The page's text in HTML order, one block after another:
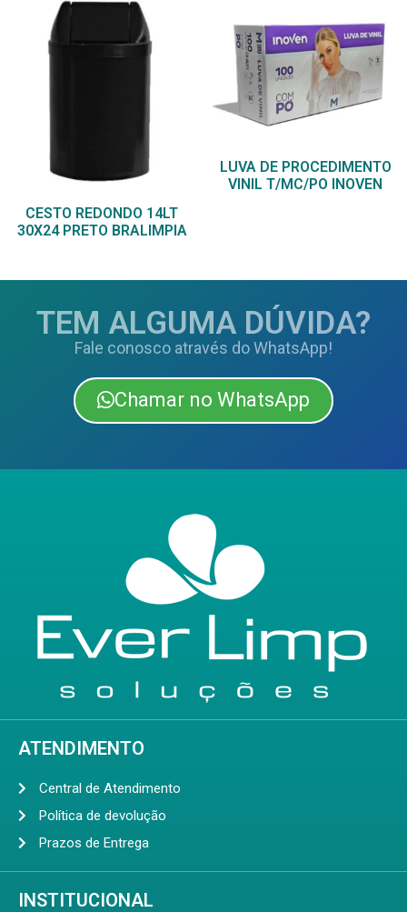
CESTO REDONDO 14LT
30X24 PRETO BRALIMPIA
LUVA DE PROCEDIMENTO
VINIL T/MC/PO INOVEN
TEM ALGUMA DÚVIDA?
Fale conosco através do WhatsApp!
Chamar no WhatsApp
ATENDIMENTO
Central de Atendimento
Política de devolução
Prazos de Entrega
INSTITUCIONAL